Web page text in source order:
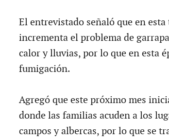
El entrevistado señaló que en esta
incrementa el problema de
calor y lluvias, por lo que en esta
fumigación.
Agregó que este próximo mes
donde las familias acuden a los
campos y albercas, por lo que se